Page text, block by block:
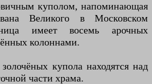
куполом, напоминающая
Великого в Московском
имеет восемь арочных
колоннами.
купола находятся над
части храма.